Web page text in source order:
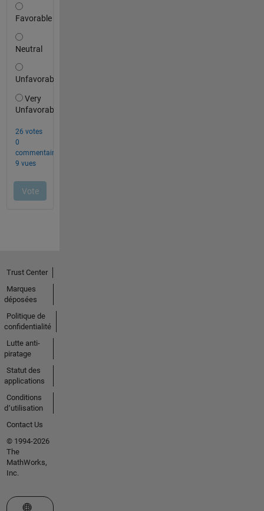
Trust Center
Marques
déposées
Politique de
confidentialité
Lutte anti-
piratage
Statut des
applications
Conditions
d՚utilisation
Contact Us
© 1994-2026
The
MathWorks,
Inc.
Sélectionner un site web